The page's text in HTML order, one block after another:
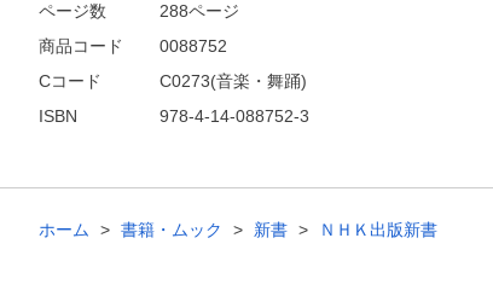
ページ数
288ページ
商品コード
0088752
Cコード
C0273(音楽・舞踊)
ISBN
978-4-14-088752-3
ホーム 書籍・ムック 新書 ＮＨＫ出版新書